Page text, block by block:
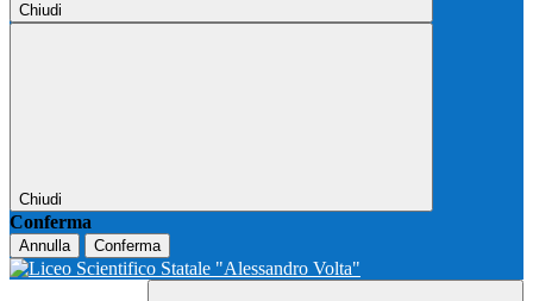
Chiudi
Chiudi
Conferma
Annulla Conferma